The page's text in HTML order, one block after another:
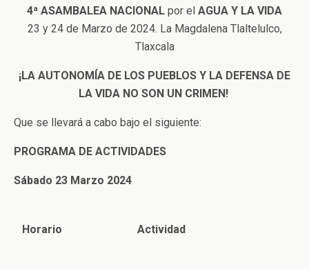
4ª ASAMBALEA NACIONAL por el AGUA Y LA VIDA
23 y 24 de Marzo de 2024. La Magdalena Tlaltelulco,
Tlaxcala
¡LA AUTONOMÍA DE LOS PUEBLOS Y LA DEFENSA DE
LA VIDA NO SON UN CRIMEN!
Que se llevará a cabo bajo el siguiente:
PROGRAMA DE ACTIVIDADES
Sábado 23 Marzo 2024
Horario Actividad